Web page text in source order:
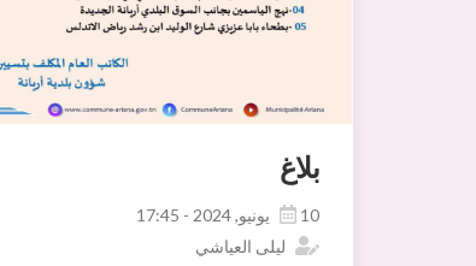
بلاغ
10 يونيو, 2024 - 17:45
ليلى العياشي